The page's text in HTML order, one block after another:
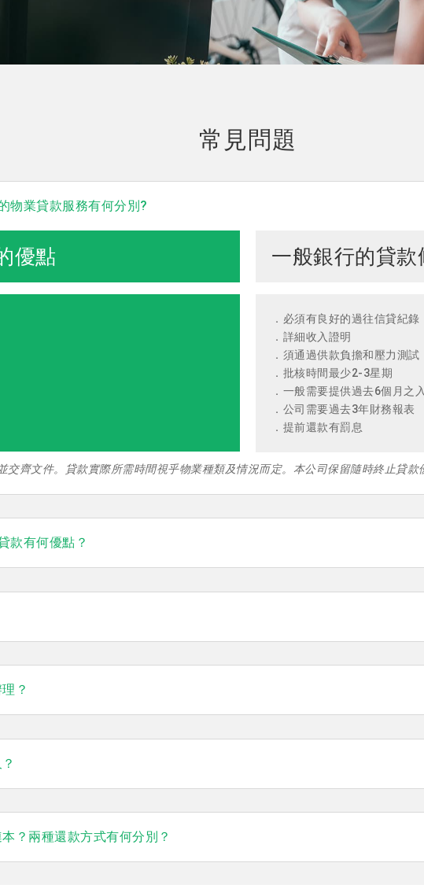
常見問題
物業貸款服務有何分別?
優點 一般銀行的貸款
．必須有良好的過往信貸紀錄
．詳細收入證明
．須通過供款負擔和壓力測試
．批核時間最少2-3星期
．一般需要提供過去6個月之
．公司需要過去3年財務報表
．提前還款有罰息
交齊文件。貸款實際所需時間視乎物業種類及情況而定。本公司保留隨時終止貸
款有何優點？
？
？兩種還款方式有何分別？